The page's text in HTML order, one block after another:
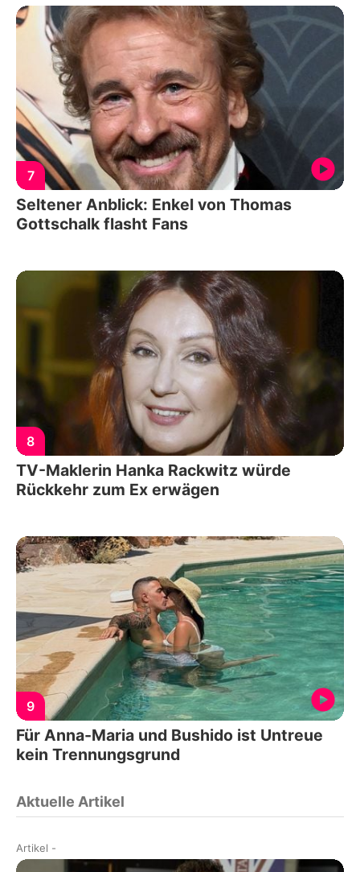
7
Seltener Anblick: Enkel von Thomas
Gottschalk flasht Fans
8
TV-Maklerin Hanka Rackwitz würde
Rückkehr zum Ex erwägen
9
Für Anna-Maria und Bushido ist Untreue
kein Trennungsgrund
Aktuelle Artikel
Artikel -